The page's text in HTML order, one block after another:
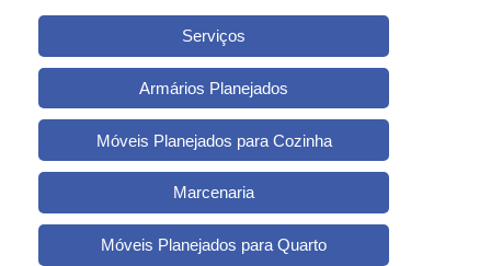
Serviços
Armários Planejados
Móveis Planejados para Cozinha
Marcenaria
Móveis Planejados para Quarto